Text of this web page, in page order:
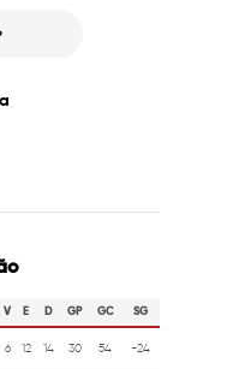
V E D GP GC SG
6 12 14 30 54 -24